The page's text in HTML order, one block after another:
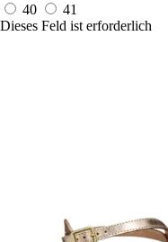
40
41
Dieses Feld ist erforderlich